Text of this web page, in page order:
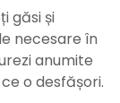
găsi și
necesare în
anumite
o desfășori.